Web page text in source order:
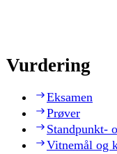
Vurdering
Eksamen
Prøver
Standpunkt-
Vitnemål og